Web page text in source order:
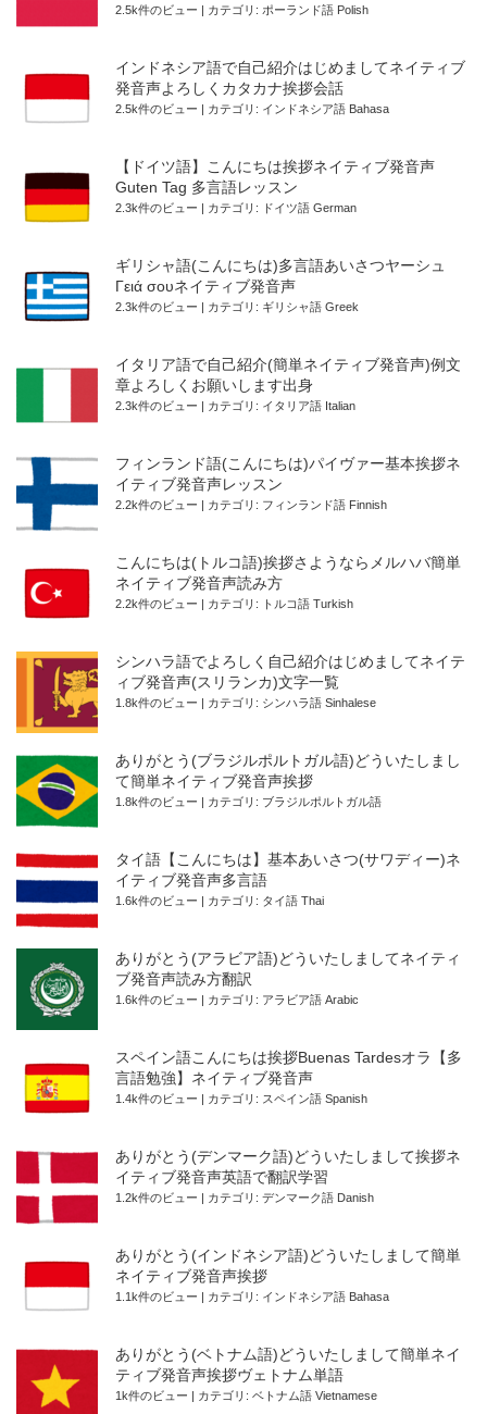
2.5k件のビュー カテゴリ: ポーランド語 Polish
インドネシア語で自己紹介はじめましてネイティブ
発音声よろしくカタカナ挨拶会話
2.5k件のビュー カテゴリ: インドネシア語 Bahasa
【ドイツ語】こんにちは挨拶ネイティブ発音声
Guten Tag 多言語レッスン
2.3k件のビュー カテゴリ: ドイツ語 German
ギリシャ語(こんにちは)多言語あいさつヤーシュ
Γειά σουネイティブ発音声
2.3k件のビュー カテゴリ: ギリシャ語 Greek
イタリア語で自己紹介(簡単ネイティブ発音声)例文
章よろしくお願いします出身
2.3k件のビュー カテゴリ: イタリア語 Italian
フィンランド語(こんにちは)パイヴァー基本挨拶ネ
イティブ発音声レッスン
2.2k件のビュー カテゴリ: フィンランド語 Finnish
こんにちは(トルコ語)挨拶さようならメルハバ簡単
ネイティブ発音声読み方
2.2k件のビュー カテゴリ: トルコ語 Turkish
シンハラ語でよろしく自己紹介はじめましてネイテ
ィブ発音声(スリランカ)文字一覧
1.8k件のビュー カテゴリ: シンハラ語 Sinhalese
ありがとう(ブラジルポルトガル語)どういたしまし
て簡単ネイティブ発音声挨拶
1.8k件のビュー カテゴリ: ブラジルポルトガル語
タイ語【こんにちは】基本あいさつ(サワディー)ネ
イティブ発音声多言語
1.6k件のビュー カテゴリ: タイ語 Thai
ありがとう(アラビア語)どういたしましてネイティ
ブ発音声読み方翻訳
1.6k件のビュー カテゴリ: アラビア語 Arabic
スペイン語こんにちは挨拶Buenas Tardesオラ【多
言語勉強】ネイティブ発音声
1.4k件のビュー カテゴリ: スペイン語 Spanish
ありがとう(デンマーク語)どういたしまして挨拶ネ
イティブ発音声英語で翻訳学習
1.2k件のビュー カテゴリ: デンマーク語 Danish
ありがとう(インドネシア語)どういたしまして簡単
ネイティブ発音声挨拶
1.1k件のビュー カテゴリ: インドネシア語 Bahasa
ありがとう(ベトナム語)どういたしまして簡単ネイ
ティブ発音声挨拶ヴェトナム単語
1k件のビュー カテゴリ: ベトナム語 Vietnamese